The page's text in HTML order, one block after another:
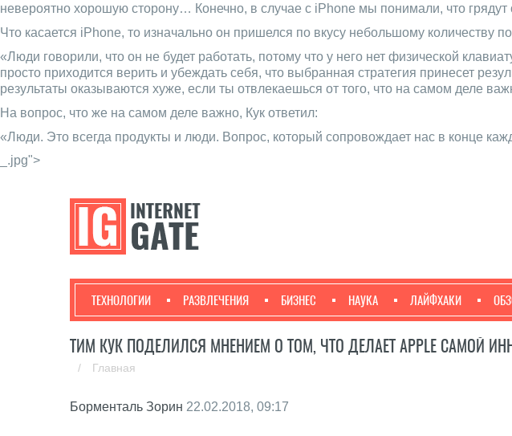
невероятно хорошую сторону… Конечно, в случае с iPhone мы понимали, что
Что касается iPhone, то изначально он пришелся по вкусу небольшому количеству
«Люди говорили, что он не будет работать, потому что у него нет физической
просто приходится верить и убеждать себя, что выбранная стратегия принесет
результаты оказываются хуже, если ты отвлекаешься от того, что на самом деле
На вопрос, что же на самом деле важно, Кук ответил:
«Люди. Это всегда продукты и люди. Вопрос, который сопровождает нас в конце
_.jpg">
ТЕХНОЛОГИИ РАЗВЛЕЧЕНИЯ БИЗНЕС НАУКА ЛАЙФХАКИ
ТИМ КУК ПОДЕЛИЛСЯ МНЕНИЕМ О ТОМ, ЧТО ДЕЛАЕТ APPLE САМОЙ
/
Главная
Борменталь Зорин 22.02.2018, 09:17